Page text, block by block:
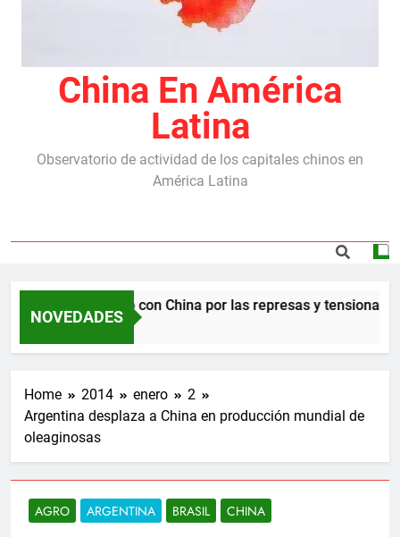
China En América
Latina
Observatorio de actividad de los capitales chinos en
América Latina
NOVEDADES
el acuerdo con China por las represas y tensiona con
Home 2014 enero
2
Argentina desplaza a China en producción mundial de
oleaginosas
AGRO ARGENTINA BRASIL CHINA